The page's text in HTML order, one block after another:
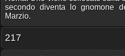
secondo diventa lo gnomone
Marzio.
217